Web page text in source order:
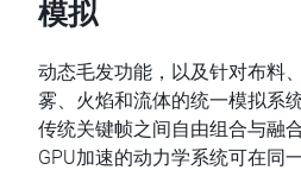
模拟
动态毛发功能，以及针对布料
雾、火焰和流体的统一模拟系
传统关键帧之间自由组合与融
GPU加速的动力学系统可在同